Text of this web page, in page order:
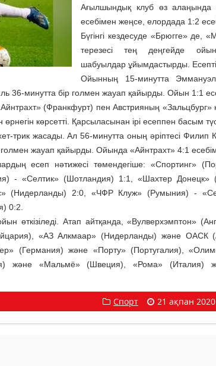
Ағылшындық клуб өз алаңында
есебімен жеңсе, елордада 1:2
Бүгінгі кездесуде «Брюгге» де,
терезесі тең деңгейде
шабуылдар ұйымдастырды.
Ойынның 15-минутта
36-минутта бір голмен жауап қайырды. Ойын 1:1
(Франкфурт) пен Австрияның
көрсетті. Қарсыласынан ірі есеппен басым
трик жасады. Ал 56-минутта оның әріптесі Филип
жауап қайырды. Ойында «Айнтрахт» 4:1
есеп нәтижесі төмендегіше: «Спортинг»
- «Селтик» (Шотландия) 1:1, «Шахтер Донецк»
(Нидерланды) 2:0, «ЧФР Клуж» (Румыния) -
0:2.
өткізіледі. Атап айтқанда, «Вулверхэмптон»
«АЗ Алкмаар» (Нидерланды) және ОАСК
(Германия) және «Порту» (Португалия),
және «Мальмё» (Швеция), «Рома» (Италия)
Спорт 21 ақпан